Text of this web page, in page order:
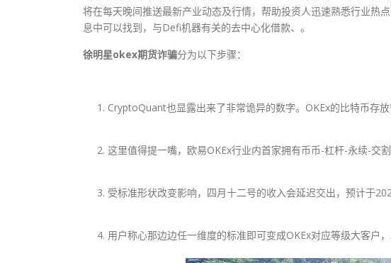
将在每天晚间推送最新产业动态及行情，帮助投资人迅速熟悉行业热
息中可以找到，与Defi机器有关的去中心化借款、。
徐明星okex期货诈骗分为以下步骤：
CryptoQuant也显露出来了非常诡异的数字。OKEx的比特币存
这里值得提一嘴，欧易OKEx行业内首家拥有币币-杠杆-永续-交
受标准形状改变影响，四月十二号的收入会延迟交出，预计于
用户称心那边边任一维度的标准即可变成OKEx对应等级大客户，